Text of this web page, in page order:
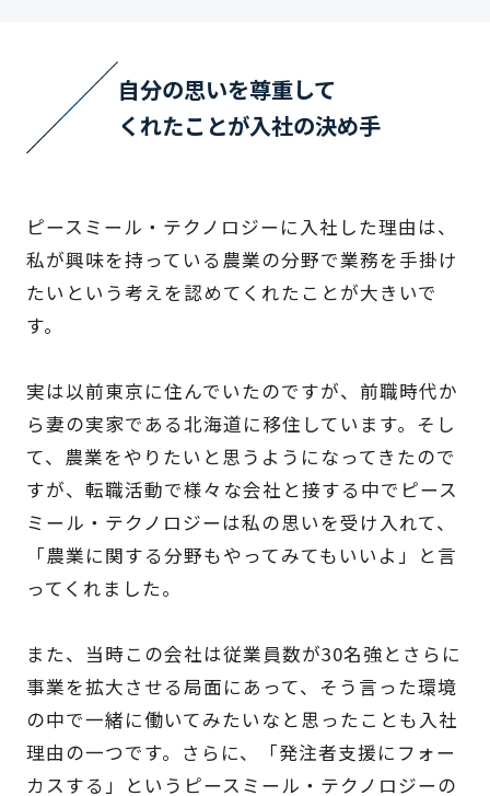
自分の思いを尊重して
くれたことが入社の決め手
ピースミール・テクノロジーに入社した理由は、
私が興味を持っている農業の分野で業務を手掛け
たいという考えを認めてくれたことが大きいで
す。
実は以前東京に住んでいたのですが、前職時代か
ら妻の実家である北海道に移住しています。そし
て、農業をやりたいと思うようになってきたので
すが、転職活動で様々な会社と接する中でピース
ミール・テクノロジーは私の思いを受け入れて、
「農業に関する分野もやってみてもいいよ」と言
ってくれました。
また、当時この会社は従業員数が30名強とさらに
事業を拡大させる局面にあって、そう言った環境
の中で一緒に働いてみたいなと思ったことも入社
理由の一つです。さらに、「発注者支援にフォー
カスする」というピースミール・テクノロジーの